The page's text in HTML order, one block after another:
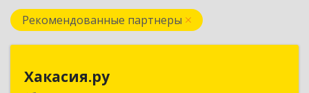
Рекомендованные партнеры
Хакасия.ру